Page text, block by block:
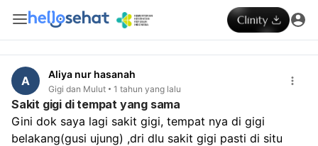
A Aliya nur hasanah
Gigi dan Mulut 1 tahun yang lalu
Sakit gigi di tempat yang sama
Gini dok saya lagi sakit gigi, tempat nya di gigi
belakang(gusi ujung) ,dri dlu sakit gigi pasti di situ